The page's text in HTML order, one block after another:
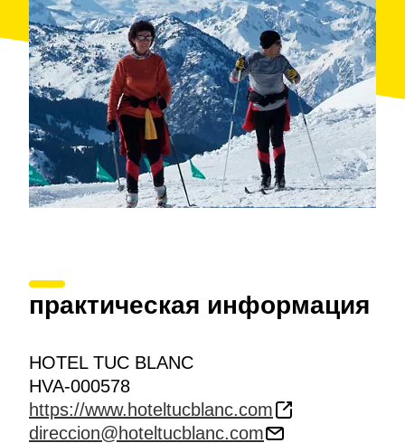
практическая информация
HOTEL TUC BLANC
HVA-000578
https://www.hoteltucblanc.com
direccion@hoteltucblanc.com